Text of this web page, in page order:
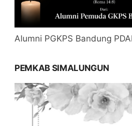
Alumni PGKPS Bandung
PEMKAB SIMALUNGUN